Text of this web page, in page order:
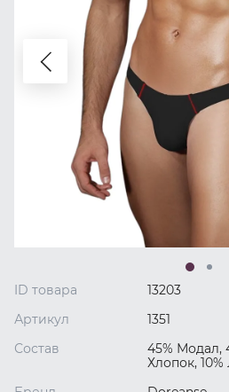
ID товара
13203
Артикул
1351
Состав
45% Модал,
Хлопок,